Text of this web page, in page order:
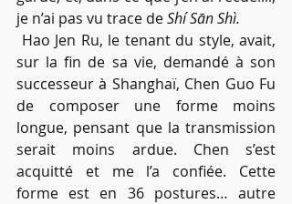
je n’ai pas vu trace de Shí Sān Shì.
Hao Jen Ru, le tenant du style, avait,
sur la fin de sa vie, demandé à son
successeur à Shanghaï, Chen Guo Fu
de composer une forme moins
longue, pensant que la transmission
serait moins ardue. Chen s’est
acquitté et me l’a confiée. Cette
forme est en 36 postures… autre